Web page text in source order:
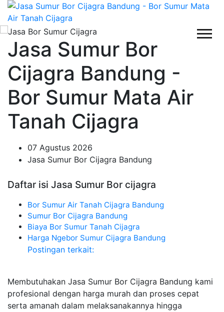
Jasa Sumur Bor
Cijagra Bandung -
Bor Sumur Mata Air
Tanah Cijagra
07 Agustus 2026
Jasa Sumur Bor Cijagra Bandung
Daftar isi Jasa Sumur Bor cijagra
Bor Sumur Air Tanah Cijagra Bandung
Sumur Bor Cijagra Bandung
Biaya Bor Sumur Tanah Cijagra
Harga Ngebor Sumur Cijagra Bandung
Postingan terkait:
Membutuhakan Jasa Sumur Bor Cijagra Bandung kami
profesional dengan harga murah dan proses cepat
serta amanah dalam melaksanakannya hingga